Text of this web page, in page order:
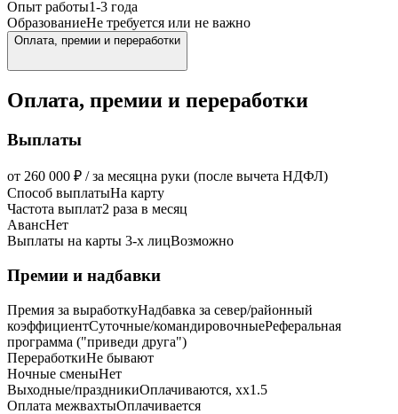
Опыт работы1-3 года
ОбразованиеНе требуется или не важно
Оплата, премии и переработки
Оплата, премии и переработки
Выплаты
от 260 000 ₽ / за месяцна руки (после вычета НДФЛ)
Способ выплатыНа карту
Частота выплат2 раза в месяц
АвансНет
Выплаты на карты 3-х лицВозможно
Премии и надбавки
Премия за выработкуНадбавка за север/районный
коэффициентСуточные/командировочныеРеферальная
программа ("приведи друга")
ПереработкиНе бывают
Ночные сменыНет
Выходные/праздникиОплачиваются, xx1.5
Оплата межвахтыОплачивается